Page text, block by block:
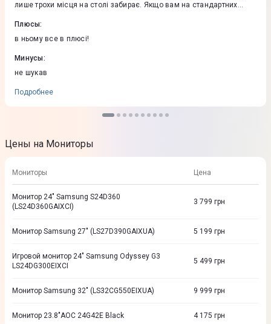
лише трохи місця на столі забирає. Якщо вам на стандартних
перенасичені, то у меню монітора температуру кольорів поставте
sRGB і кольори будуть максимально природніми і комфортними.
Яскравість монітора краще невелику встановити.
Плюсы:
в ньому все в плюсі!
Минусы:
не шукав
Подробнее
Цены на Мониторы
Мониторы Цена
Монитор 24" Samsung S24D360
(LS24D360GAIXCI)
3 799 грн
Монитор Samsung 27" (LS27D390GAIXUA) 5 199 грн
Игровой монитор 24" Samsung Odyssey G3
LS24DG300EIXCI
5 499 грн
Монитор Samsung 32" (LS32CG550EIXUA) 9 999 грн
Монитор 23.8"AOC 24G42E Black 4 175 грн